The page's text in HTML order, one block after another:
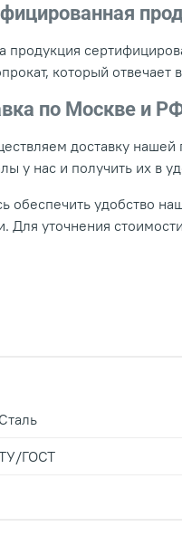
продукция
который
по Москве и
доставку
у нас и получить их в
обеспечить удобство
Для уточнения
Сталь
ГОСТ